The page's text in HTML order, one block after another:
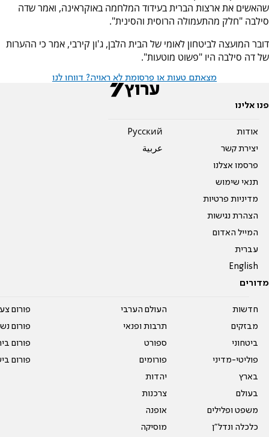
שהאשים את ארצות הברית בעידוד המלחמה באוקראינה, ואמר שדה
סילבה "חלק מהתעמולה הרוסית והסינית".
דובר המועצה לביטחון לאומי של הבית הלבן, ג'ון קירבי, אמר כי ההערות
של דה סילבה היו "פשוט מוטעות".
מצאתם טעות או פרסומת לא ראויה? דווחו לנו
פנו אלינו
אודות
יצירת קשר
פרסמו אצלנו
תנאי שימוש
מדיניות פרטיות
הצהרת נגישות
המייל האדום
עברית
English
Pусский
عربية
מדורים
חדשות
מבזקים
ביטחוני
פוליטי-מדיני
בארץ
בעולם
משפט ופלילים
כלכלה ונדל"ן
העולם הערבי
תרבות ופנאי
ספורט
פורומים
יהדות
צרכנות
אופנה
מוסיקה
פורום
פורום
פורום
פורום